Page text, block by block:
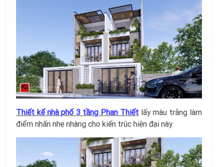
Thiết kế nhà phố 3 tầng Phan Thiếtlấy màu trắng làm
điểm nhấn nhẹ nhàng cho kiến trúc hiện đại này.